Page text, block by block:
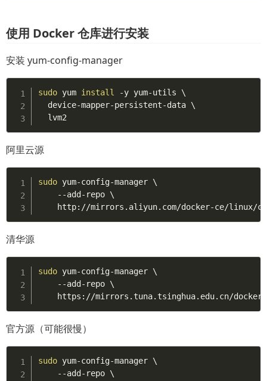
使用 Docker 仓库进行安装
安装 yum-config-manager
sudo yum install -y yum-utils \
  device-mapper-persistent-data
\
  lvm2
阿里云源
sudo yum-config-manager \
    --add-repo
\
http://mirrors.aliyun.com/docker-ce/linux/
清华源
sudo yum-config-manager \
    --add-repo
\
https://mirrors.tuna.tsinghua.edu.cn/
官方源（可能很慢）
sudo yum-config-manager \
    --add-repo
\